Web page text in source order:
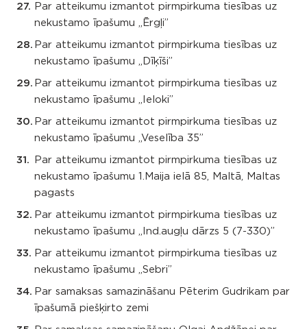
Par atteikumu izmantot pirmpirkuma tiesības uz
nekustamo īpašumu „Ērgļi”
Par atteikumu izmantot pirmpirkuma tiesības uz
nekustamo īpašumu „Dīķīši”
Par atteikumu izmantot pirmpirkuma tiesības uz
nekustamo īpašumu „Ieloki”
Par atteikumu izmantot pirmpirkuma tiesības uz
nekustamo īpašumu „Veselība 35”
Par atteikumu izmantot pirmpirkuma tiesības uz
nekustamo īpašumu 1.Maija ielā 85, Maltā, Maltas
pagasts
Par atteikumu izmantot pirmpirkuma tiesības uz
nekustamo īpašumu „Ind.augļu dārzs 5 (7-330)”
Par atteikumu izmantot pirmpirkuma tiesības uz
nekustamo īpašumu „Sebri”
Par samaksas samazināšanu Pēterim Gudrikam par
īpašumā piešķirto zemi